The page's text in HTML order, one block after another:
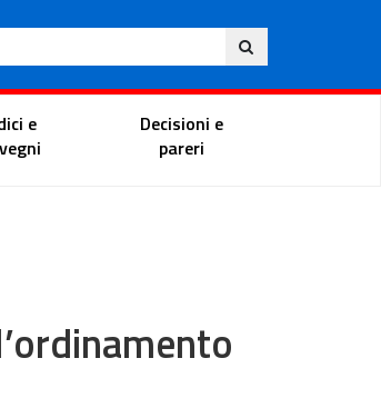
Eng
Portal
e
Decisioni e
pareri